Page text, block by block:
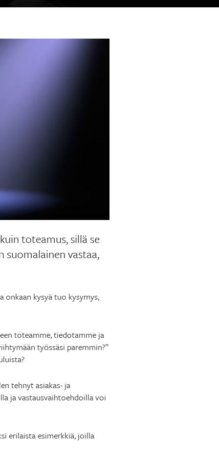
toteamus, sillä se
suomalainen vastaa,
onkaan kysyä tuo kysymys,
toteamme, tiedotamme ja
työssäsi paremmin?”
tehnyt asiakas- ja
ja vastausvaihtoehdoilla voi
erilaista esimerkkiä, joilla